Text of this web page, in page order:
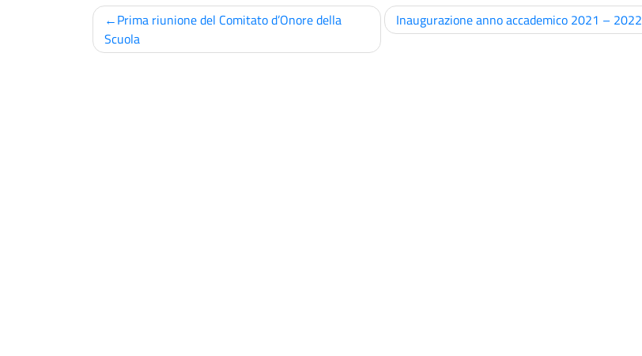
Navigazione
articoli
Prima riunione del Comitato d’Onore della
Scuola
Inaugurazione anno accademico 2021 – 2022